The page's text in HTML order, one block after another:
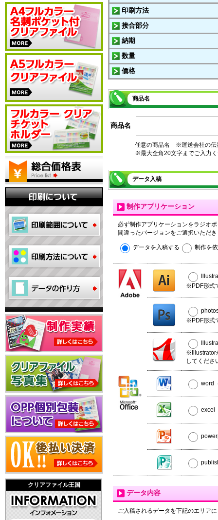
クリアファイル王国
印刷方法
接合部分
納期
数量
価格
商品名
商品名
任意の商品名 ※運送会社の伝
※最大全角20文字までご入力
データ入稿
制作アプリケーション
必ず制作アプリケーションをラジオ
間違ったバージョンをご選択いただ
データを入稿する 制作を
※PDF形式
※PDF形式
※Illustrator
してくださ
word
excel
データ内容
ご入稿されるデータを下記のエリア